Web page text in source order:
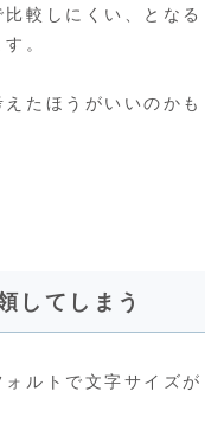
較しにくい、となる
。
たほうがいいのかも
してしまう
ルトで文字サイズが